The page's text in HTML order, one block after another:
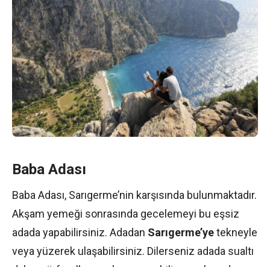
Baba Adası
Baba Adası, Sarıgerme’nin karşısında bulunmaktadır.
Akşam yemeği sonrasında gecelemeyi bu eşsiz
adada yapabilirsiniz. Adadan Sarıgerme’yetekneyle
veya yüzerek ulaşabilirsiniz. Dilerseniz adada sualtı